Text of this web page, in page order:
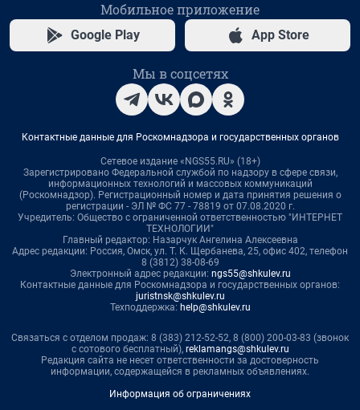
Мобильное приложение
Google Play App Store
Мы в соцсетях
Контактные данные для Роскомнадзора и государственных органов
Сетевое издание «NGS55.RU» (18+)
Зарегистрировано Федеральной службой по надзору в сфере связи,
информационных технологий и массовых коммуникаций
(Роскомнадзор). Регистрационный номер и дата принятия решения о
регистрации - ЭЛ № ФС 77 - 78819 от 07.08.2020 г.
Учредитель: Общество с ограниченной ответственностью "ИНТЕРНЕТ
ТЕХНОЛОГИИ"
Главный редактор: Назарчук Ангелина Алексеевна
Адрес редакции: Россия, Омск, ул. Т. К. Щербанева, 25, офис 402, телефон
8 (3812) 38-08-69
Электронный адрес редакции: ngs55@shkulev.ru
Контактные данные для Роскомнадзора и государственных органов:
juristnsk@shkulev.ru
Техподдержка: help@shkulev.ru
Связаться с отделом продаж: 8 (383) 212-52-52, 8 (800) 200-03-83 (звонок
с сотового бесплатный), reklamangs@shkulev.ru
Редакция сайта не несет ответственности за достоверность
информации, содержащейся в рекламных объявлениях.
Информация об ограничениях